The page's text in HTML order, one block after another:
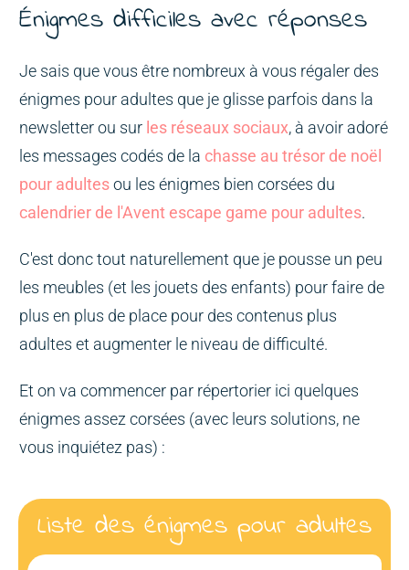
Énigmes difficiles avec réponses
Je sais que vous être nombreux à vous régaler des
énigmes pour adultes que je glisse parfois dans la
newsletter ou sur les réseaux sociaux, à avoir adoré
les messages codés de la chasse au trésor de noël
pour adultesou les énigmes bien corsées du
calendrier de l'Avent escape game pour adultes.
C'est donc tout naturellement que je pousse un peu
les meubles (et les jouets des enfants) pour faire de
plus en plus de place pour des contenus plus
adultes et augmenter le niveau de difficulté.
Et on va commencer par répertorier ici quelques
énigmes assez corsées (avec leurs solutions, ne
vous inquiétez pas) :
Liste des énigmes pour adultes